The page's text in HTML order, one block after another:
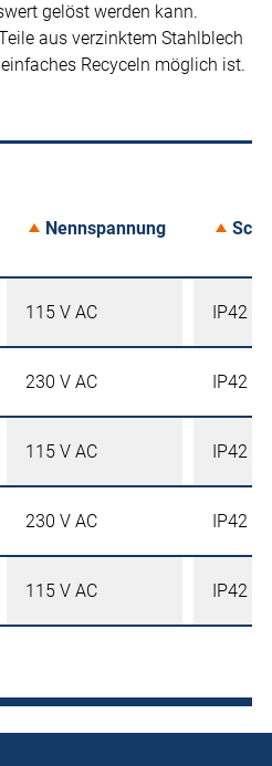
gelöst werden kann.
aus verzinktem Stahlblech
Recyceln möglich ist.
Nennspannung
115 V AC IP42
230 V AC IP42
115 V AC IP42
230 V AC IP42
115 V AC IP42